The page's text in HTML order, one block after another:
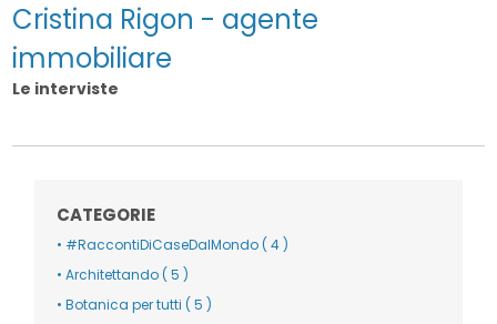
Cristina Rigon - agente
immobiliare
Le interviste
CATEGORIE
• #RaccontiDiCaseDalMondo ( 4 )
• Architettando ( 5 )
• Botanica per tutti ( 5 )